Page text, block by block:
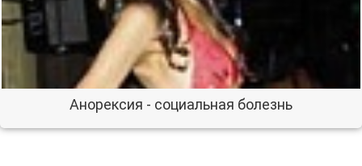
Анорексия - социальная болезнь